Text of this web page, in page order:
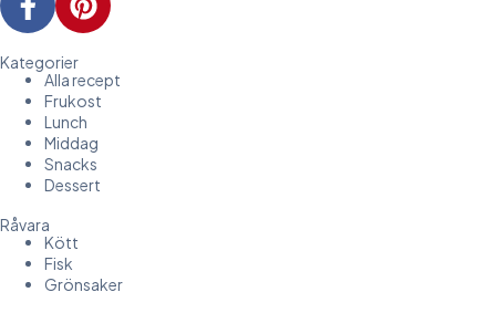
Kategorier
Alla recept
Frukost
Lunch
Middag
Snacks
Dessert
Råvara
Kött
Fisk
Grönsaker